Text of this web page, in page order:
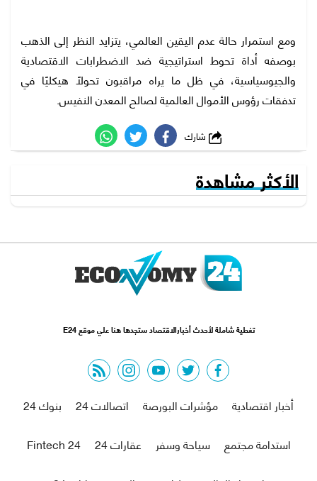
ومع استمرار حالة عدم اليقين العالمي، يتزايد النظر إلى الذهب
بوصفه أداة تحوط استراتيجية ضد الاضطرابات الاقتصادية
والجيوسياسية، في ظل ما يراه مراقبون تحولًا هيكليًا في
تدفقات رؤوس الأموال العالمية لصالح المعدن النفيس.
الأكثر مشاهدة
تغطية شاملة لأحدث أخبارالاقتصاد ستجدها هنا علي موقع E24
facebook
twitter
youtube
instagram
rss feed
أخبار اقتصادية
مؤشرات البورصة اتصالات 24
بنوك 24
استدامة مجتمع
سياحة وسفر عقارات 24
Fintech 24